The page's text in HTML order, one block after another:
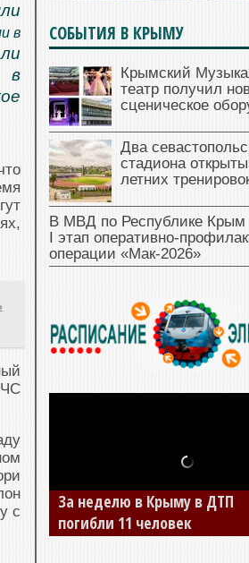
в
в
с
СОБЫТИЯ В КРЫМУ
Крымский
театр получил
сценическое
Два
стадиона
летних
В МВД по Республике Крым
I этап
операции «Мак‑2026»
За неделю в Крыму в ДТП
погибли 11 человек